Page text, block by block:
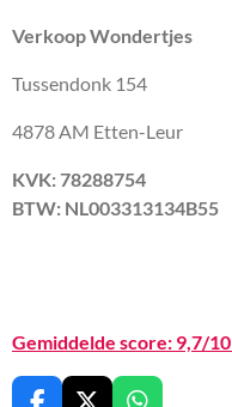
Verkoop Wondertjes
Tussendonk 154
4878 AM Etten-Leur
KVK: 78288754
BTW: NL003313134B55
Gemiddelde score: 9,7/10